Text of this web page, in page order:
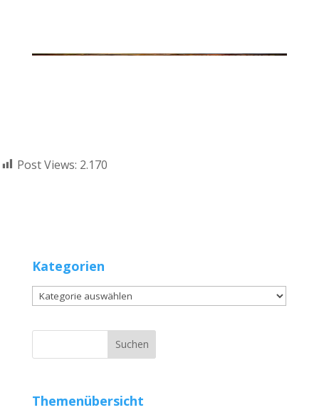
Post Views: 2.170
Kategorien
Kategorien
Themenübersicht